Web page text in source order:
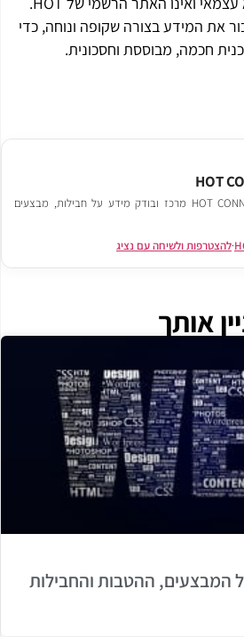
את המידע בצורה שקופה ונוחה, כדי
חכמה, מבוססת וחסכונית.
צוות התוכן של HOT CONNECT מרכז ובודק מידע על חבילות, מבצעים
·להצטרפות ולשיחה עם נציג
אותך
המבצעים, ההטבות והחבילות